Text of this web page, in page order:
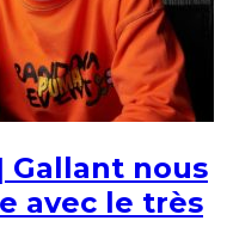
Gallant nous
avec le très